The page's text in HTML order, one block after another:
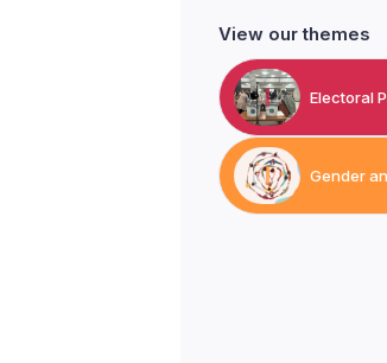
View our themes
Electoral
Gender